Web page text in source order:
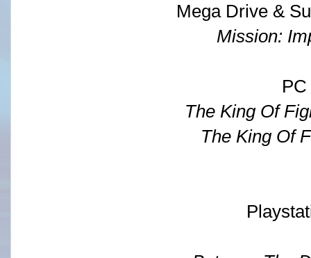
Mega Drive &
Mission:
PC
The King Of
The King Of